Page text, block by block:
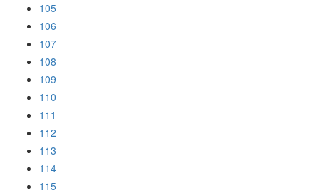
105
106
107
108
109
110
111
112
113
114
115